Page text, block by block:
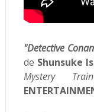
"Detective
de Shunsuke
Mystery